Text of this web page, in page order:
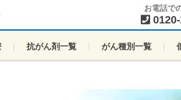
お電話で
抗がん剤一覧 がん種別一覧